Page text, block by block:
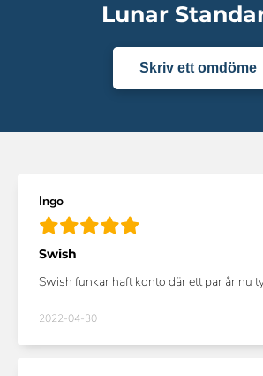
Lunar
Skriv ett omdöme
Ingo
Swish
Swish funkar haft konto där ett par år nu
2022-04-30